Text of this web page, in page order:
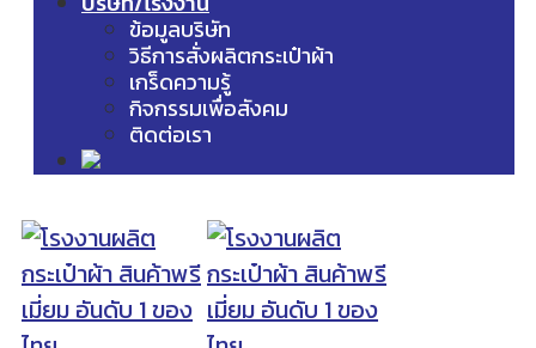
ข้อมูลบริษัท
วิธีการสั่งผลิตกระเป๋าผ้า
เกร็ดความรู้
กิจกรรมเพื่อสังคม
ติดต่อเรา